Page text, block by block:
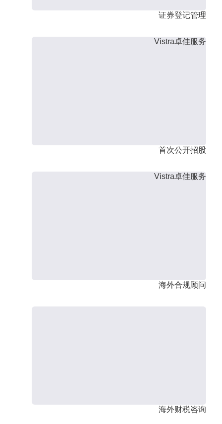
证券登记管理
Vistra卓佳服务
首次公开招股
Vistra卓佳服务
海外合规顾问
海外财税咨询